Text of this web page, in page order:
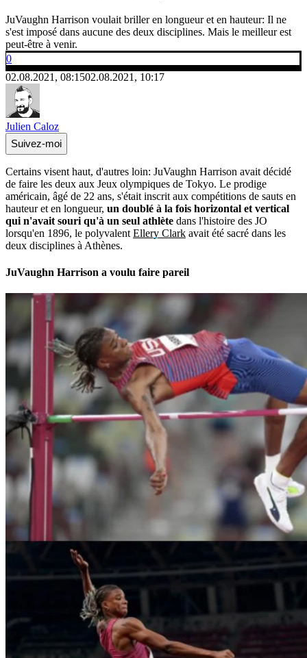
JuVaughn Harrison voulait briller en longueur et en hauteur: Il ne
s'est imposé dans aucune des deux disciplines. Mais le meilleur est
peut-être à venir.
0
02.08.2021, 08:1502.08.2021, 10:17
Julien Caloz
Suivez-moi
Certains visent haut, d'autres loin: JuVaughn Harrison avait décidé
de faire les deux aux Jeux olympiques de Tokyo. Le prodige
américain, âgé de 22 ans, s'était inscrit aux compétitions de sauts en
hauteur et en longueur, un doublé à la fois horizontal et vertical
qui n'avait souri qu'à un seul athlète dans l'histoire des JO
lorsqu'en 1896, le polyvalent Ellery Clark avait été sacré dans les
deux disciplines à Athènes.
JuVaughn Harrison a voulu faire pareil